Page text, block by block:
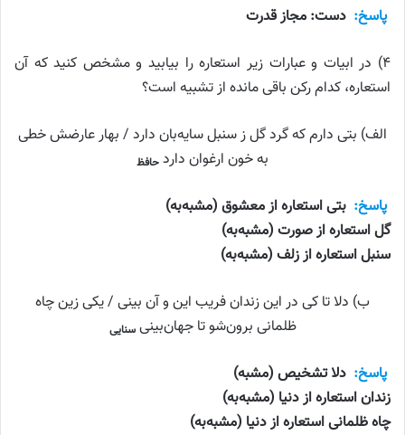
پاسخ: دست: مجاز قدرت
۴) در ابیات و عبارات زیر استعاره را بیابید و مشخص کنید که آن
استعاره، کدام رکن باقی مانده از تشبیه است؟
الف) بتی دارم که گرد گل ز سنبل سایه‌بان دارد / بهار عارضش خطی
به خون ارغوان دارد حافظ
پاسخ: بتی استعاره از معشوق (مشبه‌به)
گل استعاره از صورت (مشبه‌به)
سنبل استعاره از زلف (مشبه‌به)
ب) دلا تا کی در این زندان فریب این و آن بینی / یکی زین چاه
ظلمانی برون‌شو تا جهان‌بینیسنایی
پاسخ: دلا تشخیص (مشبه)
زندان استعاره از دنیا (مشبه‌به)
چاه ظلمانی استعاره از دنیا (مشبه‌به)